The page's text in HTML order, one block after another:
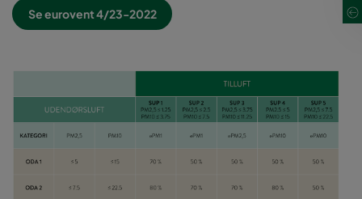
Se eurovent 4/23-2022